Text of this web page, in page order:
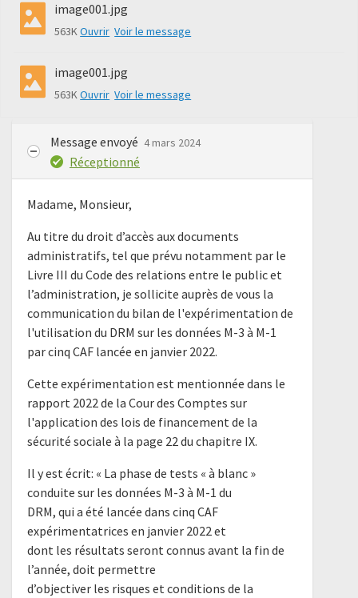
image001.jpg
563KOuvrir Voir le message
image001.jpg
563KOuvrir Voir le message
Message envoyé 4 mars 2024
Réceptionné
Madame, Monsieur,
Au titre du droit d’accès aux documents
administratifs, tel que prévu notamment par le
Livre III du Code des relations entre le public et
l’administration, je sollicite auprès de vous la
communication du bilan de l'expérimentation de
l'utilisation du DRM sur les données M-3 à M-1
par cinq CAF lancée en janvier 2022.
Cette expérimentation est mentionnée dans le
rapport 2022 de la Cour des Comptes sur
l'application des lois de financement de la
sécurité sociale à la page 22 du chapitre IX.
Il y est écrit: « La phase de tests « à blanc »
conduite sur les données M-3 à M-1 du
DRM, qui a été lancée dans cinq CAF
expérimentatrices en janvier 2022 et
dont les résultats seront connus avant la fin de
l’année, doit permettre
d’objectiver les risques et conditions de la